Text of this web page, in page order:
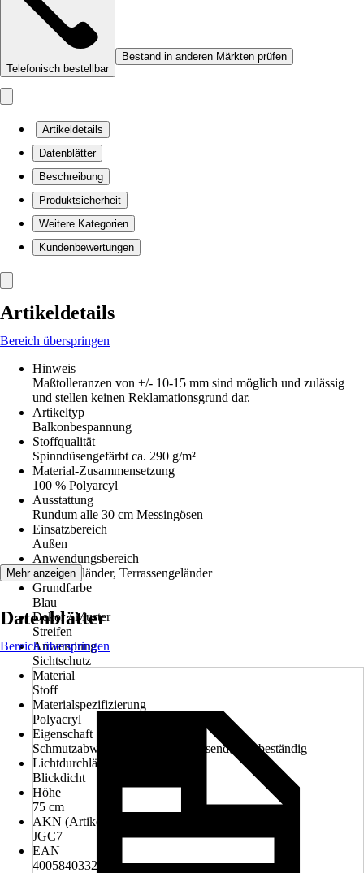
Telefonisch bestellbar
Bestand in anderen Märkten prüfen
Artikeldetails
Datenblätter
Beschreibung
Produktsicherheit
Weitere Kategorien
Kundenbewertungen
Artikeldetails
Bereich überspringen
Hinweis
Maßtolleranzen von +/- 10-15 mm sind möglich und zulässig
und stellen keinen Reklamationsgrund dar.
Artikeltyp
Balkonbespannung
Stoffqualität
Spinndüsengefärbt ca. 290 g/m²
Material-Zusammensetzung
100 % Polyarcyl
Ausstattung
Rundum alle 30 cm Messingösen
Einsatzbereich
Außen
Anwendungsbereich
Balkongeländer, Terrassengeländer
Grundfarbe
Blau
Dekor / Muster
Streifen
Anwendung
Sichtschutz
Material
Stoff
Materialspezifizierung
Polyacryl
Eigenschaft
Schmutzabweisend, Wasserabweisend, UV-beständig
Lichtdurchlässigkeit
Blickdicht
Höhe
75 cm
AKN (Artikelkurznummer)
JGC7
EAN
4005840332430
Mehr anzeigen
Datenblätter
Bereich überspringen